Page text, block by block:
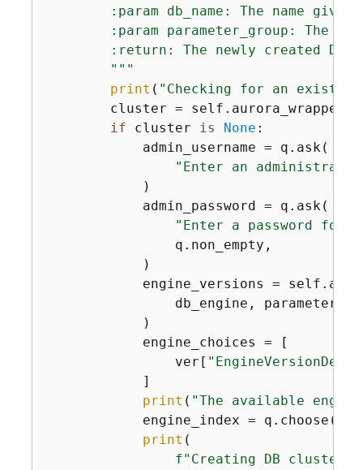
:param db_name: The name given
:param parameter_group: The
:return: The newly created DB
        """
print ( "Checking for an
cluster =
if cluster is None :
            admin_username = q.ask(
"Enter an
            )
            admin_password = q.ask(
"Enter a password
                q.non_empty,
            )
engine_versions =
db_engine,
            )
            engine_choices = [
                ver[
            ]
print ( "The available
            engine_index = q.choose(
print (
f"Creating DB cluster